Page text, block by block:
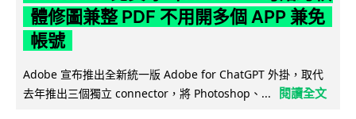
體修圖兼整 PDF 不用開多個 APP 兼免
帳號
Adobe 宣布推出全新統一版 Adobe for ChatGPT 外掛，取代
去年推出三個獨立 connector，將 Photoshop、...
閱讀全文